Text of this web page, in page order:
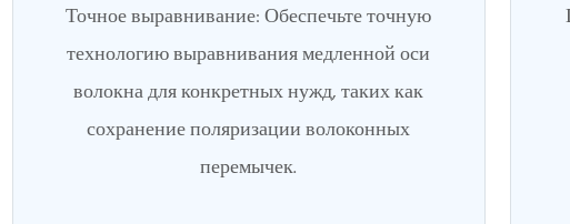
Точное выравнивание: Обеспечьте точную
технологию выравнивания медленной оси
волокна для конкретных нужд, таких как
сохранение поляризации волоконных
перемычек.